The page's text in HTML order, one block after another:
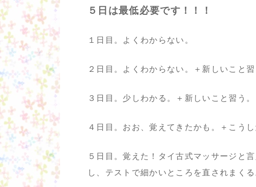
５日は最低必要です！！！
１日目。よくわからない。
２日目。よくわからない。＋新しいこと習
３日目。少しわかる。＋新しいこと習う。
４日目。おお、覚えてきたかも。＋こう
５日目。覚えた！タイ古式マッサージと
し、テストで細かいところを直されまくる